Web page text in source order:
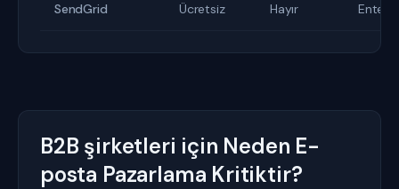
SendGrid Ücretsiz Hayır
B2B şirketleri için Neden E-
posta Pazarlama Kritiktir?